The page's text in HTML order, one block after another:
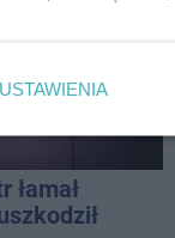
łamał
USTAWIENIA